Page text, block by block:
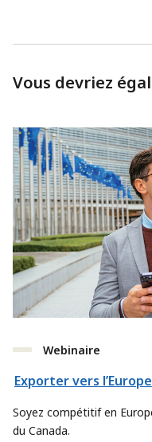
Vous devriez
Webinaire
Exporter vers
Soyez compétitif en
du Canada.